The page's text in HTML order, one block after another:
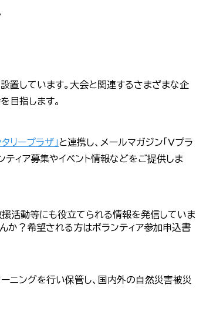
置しています。大会と関連するさまざまな企
目指します。
リープラザ」と連携し、メールマガジン「Vプラ
ティア募集やイベント情報などをご提供しま
活動等にも役立てられる情報を発信していま
か？希望される方はボランティア参加申込書
ニングを行い保管し、国内外の自然災害被災